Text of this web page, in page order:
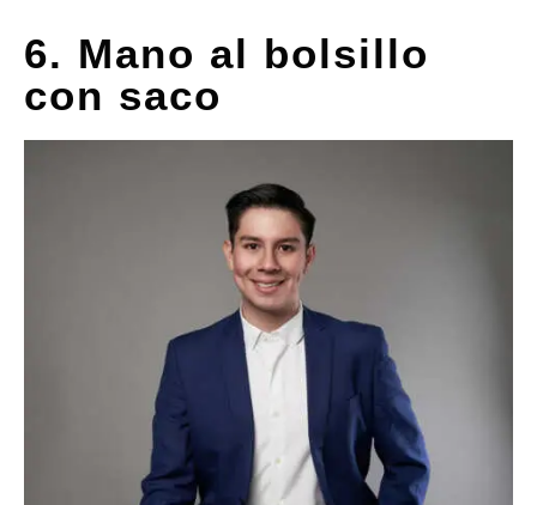
6. Mano al bolsillo
con saco